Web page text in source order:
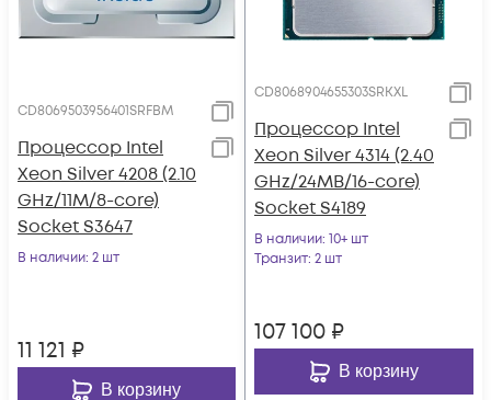
CD8069503956401SRFBM
Процессор Intel
Xeon Silver 4208 (2.10
GHz/11M/8-core)
Socket S3647
В наличии: 2 шт
11 121 ₽
В корзину
CD8068904655303SRKXL
Процессор Intel
Xeon Silver 4314 (2.40
GHz/24MB/16-core)
Socket S4189
В наличии: 10+ шт
Транзит: 2 шт
107 100 ₽
В корзину